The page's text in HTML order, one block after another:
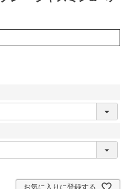
お気に入りに登録する